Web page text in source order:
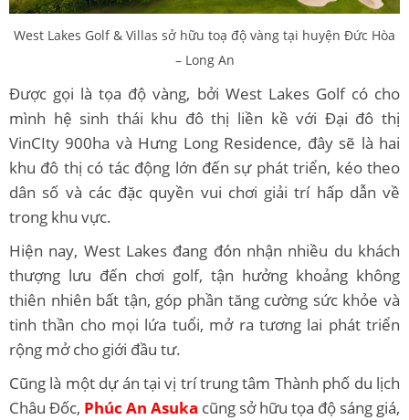
West Lakes Golf & Villas sở hữu toạ độ vàng tại huyện Đức Hòa
– Long An
Được gọi là tọa độ vàng, bởi West Lakes Golf có cho
mình hệ sinh thái khu đô thị liền kề với Đại đô thị
VinCIty 900ha và Hưng Long Residence, đây sẽ là hai
khu đô thị có tác động lớn đến sự phát triển, kéo theo
dân số và các đặc quyền vui chơi giải trí hấp dẫn về
trong khu vực.
Hiện nay, West Lakes đang đón nhận nhiều du khách
thượng lưu đến chơi golf, tận hưởng khoảng không
thiên nhiên bất tận, góp phần tăng cường sức khỏe và
tinh thần cho mọi lứa tuổi, mở ra tương lai phát triển
rộng mở cho giới đầu tư.
Cũng là một dự án tại vị trí trung tâm Thành phố du lịch
Châu Đốc, Phúc An Asuka cũng sở hữu tọa độ sáng giá,